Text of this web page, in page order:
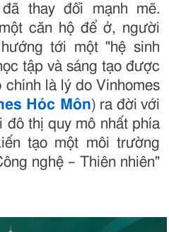
thay đổi mạnh mẽ.
căn hộ để ở, người
tới một "hệ sinh
tập và sáng tạo được
là lý do Vinhomes
Hóc Môn) ra đời với
đô thị quy mô nhất phía
tạo một môi trường
nghệ – Thiên nhiên"